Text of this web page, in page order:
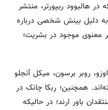
در هالیوود ریپورتر، منتشر
دلیل بینش شخصی درباره
معنوی موجود در بشریت؛
روبر برسون، میکل آنجلو
همچنین؛ ربکا چانک در
باور ارند؛ در حالیکه